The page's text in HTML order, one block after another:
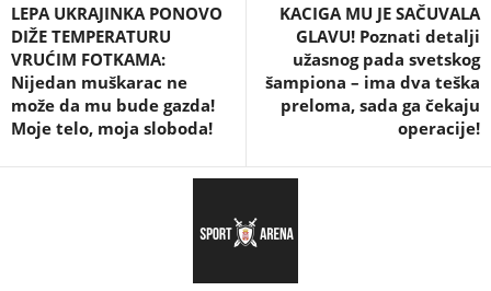
LEPA UKRAJINKA PONOVO
DIŽE TEMPERATURU
VRUĆIM FOTKAMA:
Nijedan muškarac ne
može da mu bude gazda!
Moje telo, moja sloboda!
KACIGA MU JE SAČUVALA
GLAVU! Poznati detalji
užasnog pada svetskog
šampiona – ima dva teška
preloma, sada ga čekaju
operacije!